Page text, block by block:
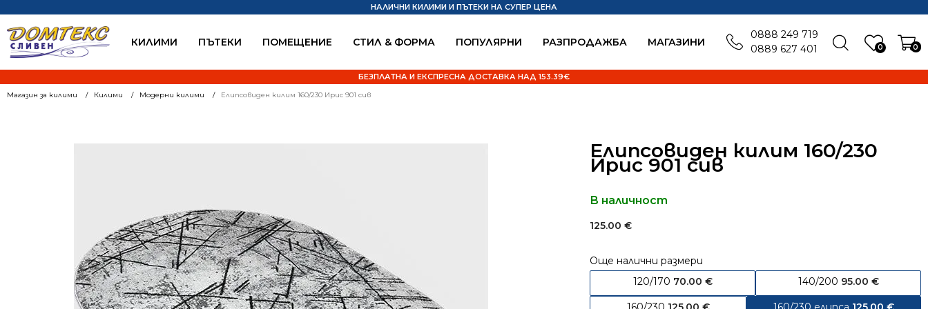
КИЛИМИ ПЪТЕКИ ПОМЕЩЕНИЕ СТИЛ & ФОРМА ПОПУЛЯРНИ РАЗПРОДАЖБА MАГАЗИНИ 0 0
НАЛИЧНИ КИЛИМИ И ПЪТЕКИ НА СУПЕР ЦЕНА
БЕЗПЛАТНА И ЕКСПРЕСНА ДОСТАВКА НАД 153.39€
0888 249 719
0889 627 401
Магазин за килими Килими Модерни килими Елипсовиден килим 160/230 Ирис 901 сив
Елипсовиден килим 160/230
Ирис 901 сив
В наличност
125.00€
Още налични размери
120/170 70.00 € 140/200 95.00 €